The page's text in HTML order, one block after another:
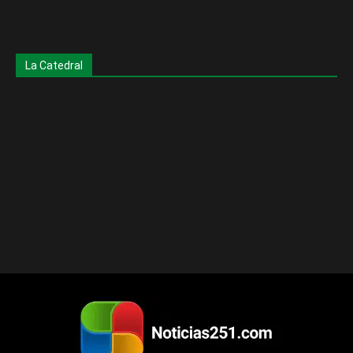
La Catedral